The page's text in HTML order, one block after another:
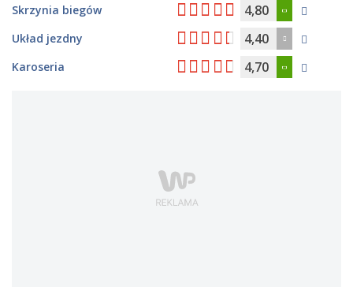
Skrzynia biegów 4,80
Układ jezdny 4,40
Karoseria 4,70